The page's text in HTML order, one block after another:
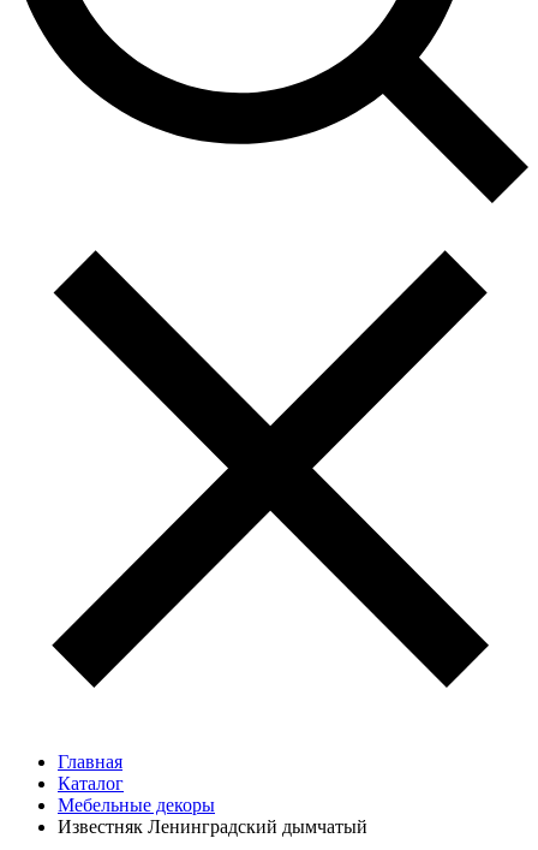
Главная
Каталог
Мебельные декоры
Известняк Ленинградский дымчатый